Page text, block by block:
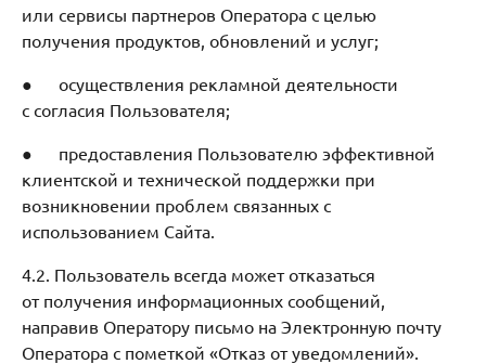
или сервисы партнеров Оператора с целью
получения продуктов, обновлений и услуг;
● осуществления рекламной деятельности
с согласия Пользователя;
● предоставления Пользователю эффективной
клиентской и технической поддержки при
возникновении проблем связанных с
использованием Сайта.
4.2. Пользователь всегда может отказаться
от получения информационных сообщений,
направив Оператору письмо на Электронную почту
Оператора с пометкой «Отказ от уведомлений».